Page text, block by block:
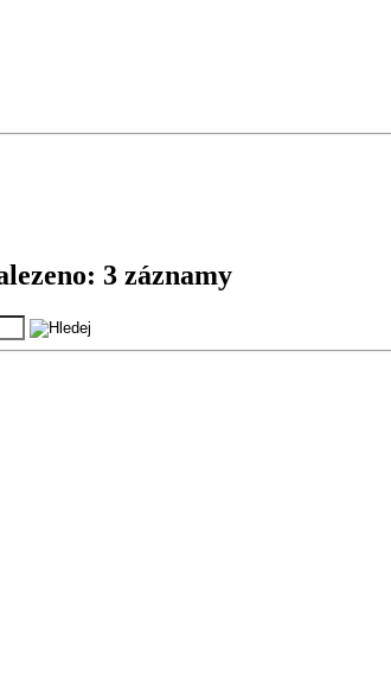
3 záznamy